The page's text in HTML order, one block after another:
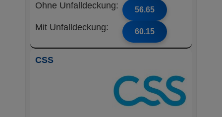
Ohne Unfalldeckung: 56.65
Mit Unfalldeckung: 60.15
CSS